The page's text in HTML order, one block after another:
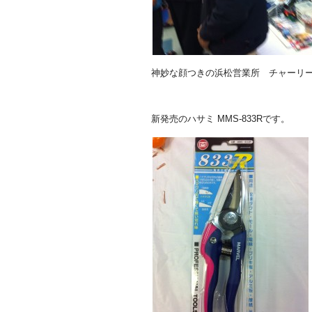
神妙な顔つきの浜松営業所 チャーリ
新発売のハサミ MMS-833Rです。